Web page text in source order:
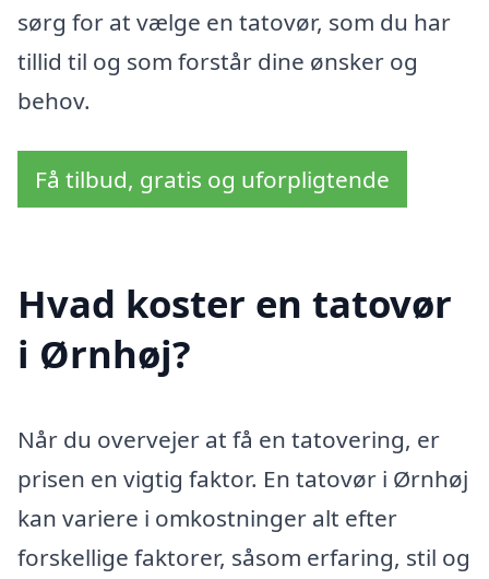
sørg for at vælge en tatovør, som du har
tillid til og som forstår dine ønsker og
behov.
Få tilbud, gratis og uforpligtende
Hvad koster en tatovør
i Ørnhøj?
Når du overvejer at få en tatovering, er
prisen en vigtig faktor. En tatovør i Ørnhøj
kan variere i omkostninger alt efter
forskellige faktorer, såsom erfaring, stil og